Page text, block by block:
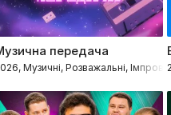
передача
Музичні, Розважальні,